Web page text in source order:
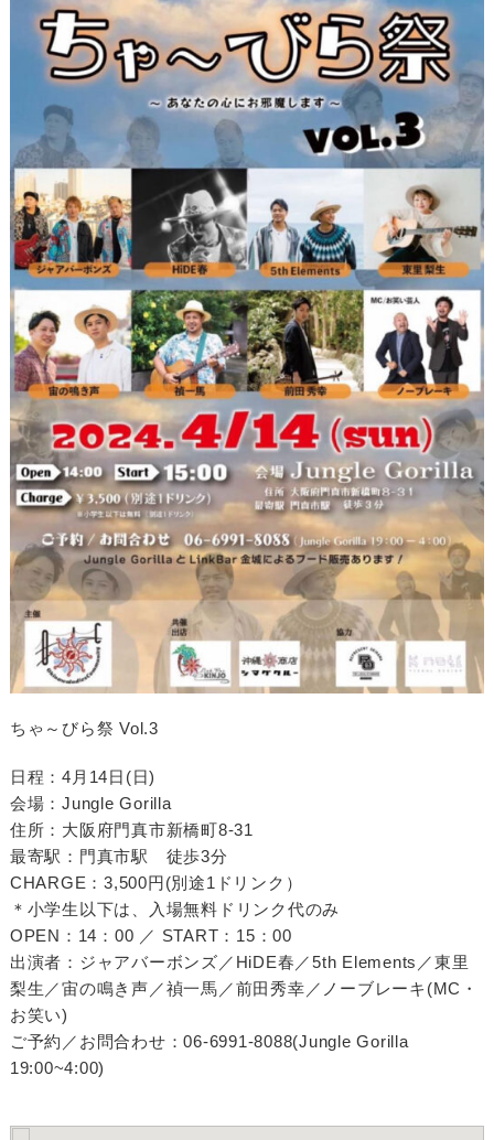
ちゃ～びら祭 Vol.3
日程：4月14日(日)
会場：Jungle Gorilla
住所：大阪府門真市新橋町8-31
最寄駅：門真市駅 徒歩3分
CHARGE：3,500円(別途1ドリンク）
＊小学生以下は、入場無料ドリンク代のみ
OPEN：14：00 ／ START：15：00
出演者：ジャアバーボンズ／HiDE春／5th Elements／東里
梨生／宙の鳴き声／禎一馬／前田秀幸／ノーブレーキ(MC・
お笑い)
ご予約／お問合わせ：06-6991-8088(Jungle Gorilla
19:00~4:00)